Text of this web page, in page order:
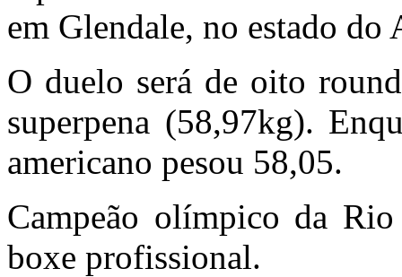
em Glendale, no estado
O duelo será de oito
superpena (58,97kg).
americano pesou 58,05.
Campeão olímpico da
boxe profissional.